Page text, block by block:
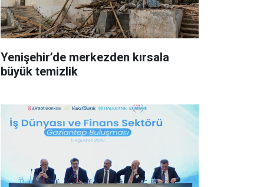
Yenişehir’de merkezden kırsala
büyük temizlik